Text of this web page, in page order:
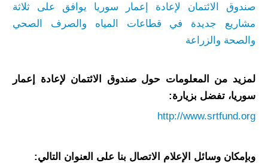
صندوق الائتمان لإعادة إعمار سوريا يوافق على ثلاثة
مشاريع جديدة في قطاعات المياه والصرف الصحي
والصحة والزراعة
لمزيد من المعلومات حول صندوق الائتمان لإعادة إعمار
سوريا، تفضل بزيارة:
http://www.srtfund.org
وبإمكان وسائل الإعلام الاتصال بنا على العنوان التالي: